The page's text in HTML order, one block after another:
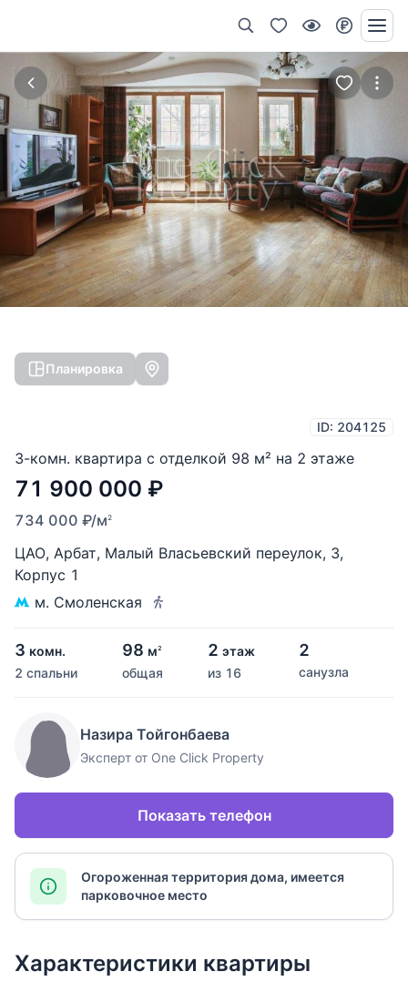
Планировка
ID: 204125
3-комн. квартира с отделкой 98 м² на 2 этаже
71 900 000 ₽
734 000 ₽/м2
ЦАО, Арбат, Малый Власьевский переулок, 3,
Корпус 1
м. Смоленская
3 комн.
2 спальни
98 м2
общая
2 этаж
из 16
2
санузла
Назира Тойгонбаева
Эксперт от One Click Property
Показать телефон
Огороженная территория дома, имеется
парковочное место
Характеристики квартиры